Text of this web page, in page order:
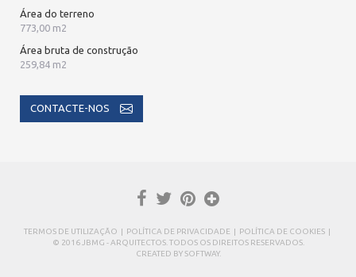
Área do terreno
773,00 m2
Área bruta de construção
259,84 m2
CONTACTE-NOS
TERMOS DE UTILIZAÇÃO | POLÍTICA DE PRIVACIDADE | POLÍTICA DE COOKIES |
© 2016 JBMG - ARQUITECTOS. TODOS OS DIREITOS RESERVADOS.
CREATED BYSOFTWAY.